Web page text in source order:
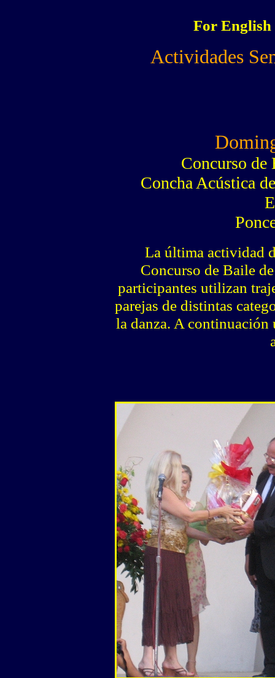
For
Actividades
Concurso de
Concha Acústica
La última actividad
Concurso de Baile
participantes utilizan
parejas de distintas
la danza. A continuación